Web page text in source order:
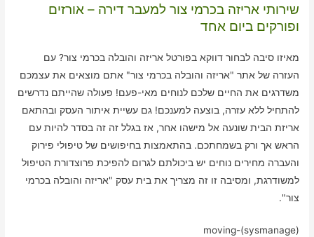
שירותי אריזה בכרמי צור למעבר דירה – אורזים
ופורקים ביום אחד
מאיזו סיבה לבחור דווקא בפורטל אריזה והובלה בכרמי צור? עם
העזרה של אתר "אריזה והובלה בכרמי צור" אתם מוצאים את עצמכם
משדרגים את החיים שלכם לנוחים מאי-פעם! פעולה שהייתם נדרשים
להתחיל ללא עזרה, בוצעה למענכם! גם עשיית איתור העסק ובהתאם
אריזת הבית שונעה אל מישהו אחר, אז בגלל זה זה בסדר להיות עם
הראש אך ורק בשמחתכם. בהתאמצות בחיפושים של טיפולי פירוק
והעברה מחירים נוחים יש ביכולתם לגרום להפיכת פרוצדורת הטיפול
למשודרגת, ומסיבה זו זה מצריך את בית עסק "אריזה והובלה בכרמי
צור".
moving-(sysmanage)